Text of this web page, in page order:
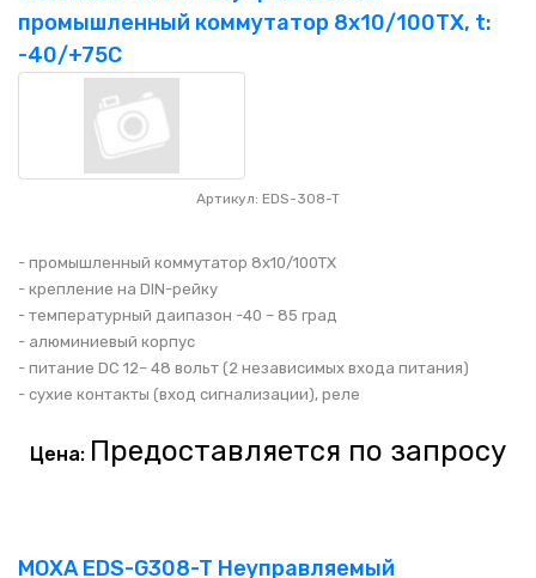
промышленный коммутатор 8x10/100TX, t:
-40/+75C
Артикул: EDS-308-T
- промышленный коммутатор 8x10/100TX
- крепление на DIN-рейку
- температурный даипазон -40 – 85 град
- алюминиевый корпус
- питание DC 12– 48 вольт (2 независимых входа питания)
- сухие контакты (вход сигнализации), реле
Цена: Предоставляется по запросу
MOXA EDS-G308-T Неуправляемый